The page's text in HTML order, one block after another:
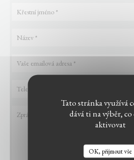
Tato stránka využívá
dává ti na výběr, co
aktivovat
OK, přijmout vše
LE BISTROT DU